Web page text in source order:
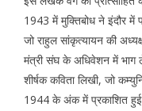
1943 में मुक्तिबोध ने इंदौर
जो राहुल सांकृत्यायन की
मंत्री संघ के अधिवेशन में भाग
शीर्षक कविता लिखी, जो
1944 के अंक में प्रकाशित